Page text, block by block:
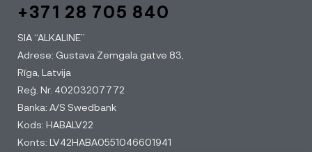
+371 28 705 840
SIA “ALKALINE”
Adrese: Gustava Zemgala gatve 83,
Rīga, Latvija
Reģ. Nr. 40203207772
Banka: A/S Swedbank
Kods: HABALV22
Konts: LV42HABA0551046601941